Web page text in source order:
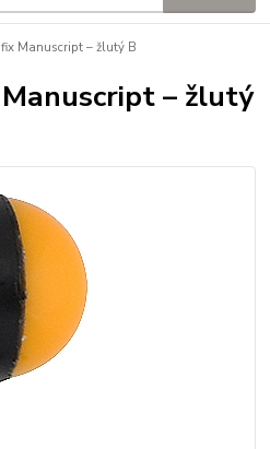
Manuscript – žlutý B
– žlutý